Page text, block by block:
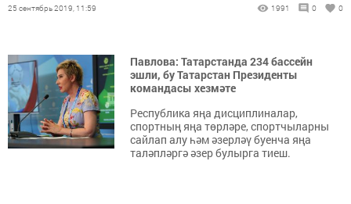
25 сентябрь 2019, 11:59 1991 0 0
Павлова: Татарстанда 234 бассейн
эшли, бу Татарстан Президенты
командасы хезмәте
Республика яңа дисциплиналар,
спортның яңа төрләре, спортчыларны
сайлап алу һәм әзерләү буенча яңа
таләпләргә әзер булырга тиеш.